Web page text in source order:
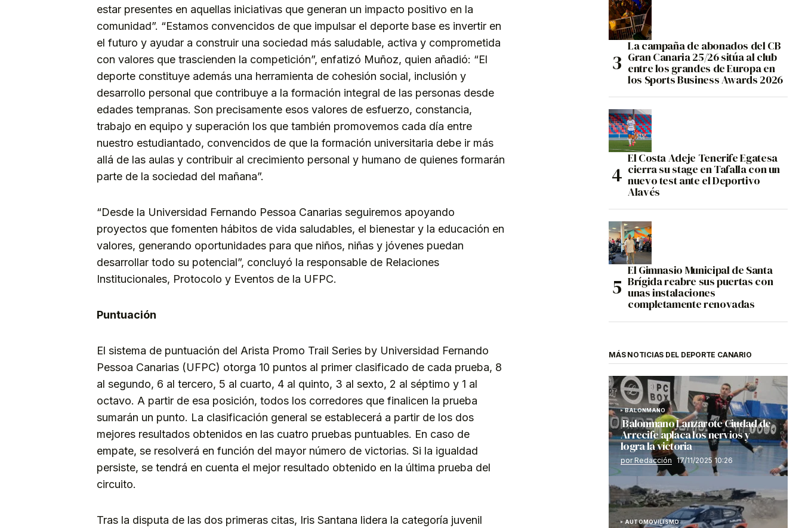
estar presentes en aquellas iniciativas que generan un impacto positivo en la
comunidad”. “Estamos convencidos de que impulsar el deporte base es invertir en
el futuro y ayudar a construir una sociedad más saludable, activa y comprometida
con valores que trascienden la competición”, enfatizó Muñoz, quien añadió: “El
deporte constituye además una herramienta de cohesión social, inclusión y
desarrollo personal que contribuye a la formación integral de las personas desde
edades tempranas. Son precisamente esos valores de esfuerzo, constancia,
trabajo en equipo y superación los que también promovemos cada día entre
nuestro estudiantado, convencidos de que la formación universitaria debe ir más
allá de las aulas y contribuir al crecimiento personal y humano de quienes formarán
parte de la sociedad del mañana”.
“Desde la Universidad Fernando Pessoa Canarias seguiremos apoyando
proyectos que fomenten hábitos de vida saludables, el bienestar y la educación en
valores, generando oportunidades para que niños, niñas y jóvenes puedan
desarrollar todo su potencial”, concluyó la responsable de Relaciones
Institucionales, Protocolo y Eventos de la UFPC.
Puntuación
El sistema de puntuación del Arista Promo Trail Series by Universidad Fernando
Pessoa Canarias (UFPC) otorga 10 puntos al primer clasificado de cada prueba, 8
al segundo, 6 al tercero, 5 al cuarto, 4 al quinto, 3 al sexto, 2 al séptimo y 1 al
octavo. A partir de esa posición, todos los corredores que finalicen la prueba
sumarán un punto. La clasificación general se establecerá a partir de los dos
mejores resultados obtenidos en las cuatro pruebas puntuables. En caso de
empate, se resolverá en función del mayor número de victorias. Si la igualdad
persiste, se tendrá en cuenta el mejor resultado obtenido en la última prueba del
circuito.
Tras la disputa de las dos primeras citas, Iris Santana lidera la categoría juvenil
La campaña de abonados del CB
Gran Canaria 25/26 sitúa al club
entre los grandes de Europa en
los Sports Business Awards 2026
El Costa Adeje Tenerife Egatesa
cierra su stage en Tafalla con un
nuevo test ante el Deportivo
Alavés
El Gimnasio Municipal de Santa
Brígida reabre sus puertas con
unas instalaciones
completamente renovadas
MÁS NOTICIAS DEL DEPORTE CANARIO
BALONMANO
Balonmano Lanzarote Ciudad de
Arrecife aplaca los nervios y
logra la victoria
por Redacción 17/11/2025 10:26
AUTOMOVILISMO